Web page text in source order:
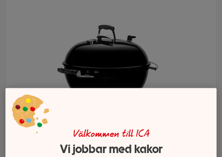
Välkommen till ICA
Vi jobbar med kakor